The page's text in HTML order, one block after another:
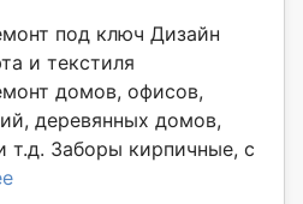
под ключ Дизайн
и текстиля
домов, офисов,
деревянных домов,
т.д. Заборы кирпичные, с